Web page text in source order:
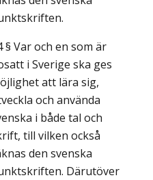
§ Var och en som är
i Sverige ska ges
att lära sig,
och använda
i både tal och
till vilken också
den svenska
Därutöver